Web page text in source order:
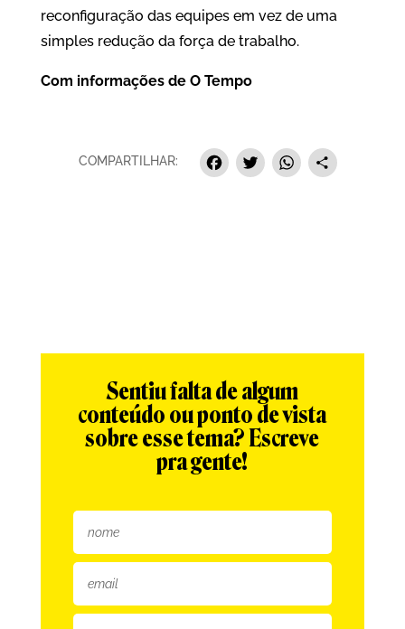
reconfiguração das equipes em vez de uma
simples redução da força de trabalho.
Com informações de O Tempo
COMPARTILHAR: Facebook
Twitter
Sentiu falta de algum
conteúdo ou ponto de vista
sobre esse tema? Escreve
pra gente!